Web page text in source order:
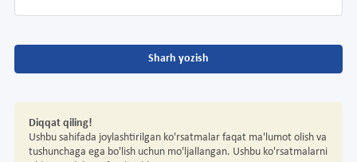
Sharh yozish
Diqqat qiling!
Ushbu sahifada joylashtirilgan ko'rsatmalar faqat ma'lumot olish va
tushunchaga ega bo'lish uchun mo'ljallangan. Ushbu ko'rsatmalarni